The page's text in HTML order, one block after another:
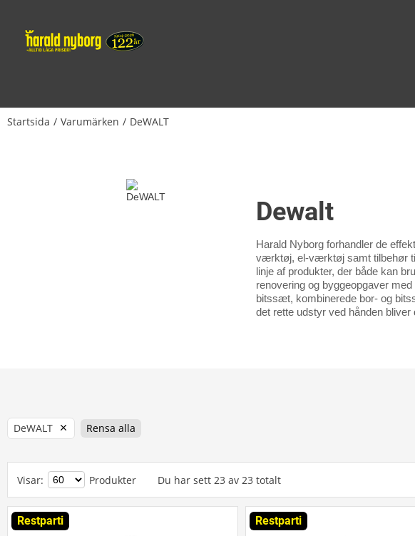
Startsida Varumärken DeWALT
Dewalt
Harald Nyborg forhandler de
værktøj, el-værktøj samt tilbehør
linje af produkter, der både kan
renovering og byggeopgaver
bitssæt, kombinerede bor- og
det rette udstyr ved hånden
DeWALT Rensa alla
Visar: Produkter Du har sett 23 av 23 totalt
Restparti Restparti